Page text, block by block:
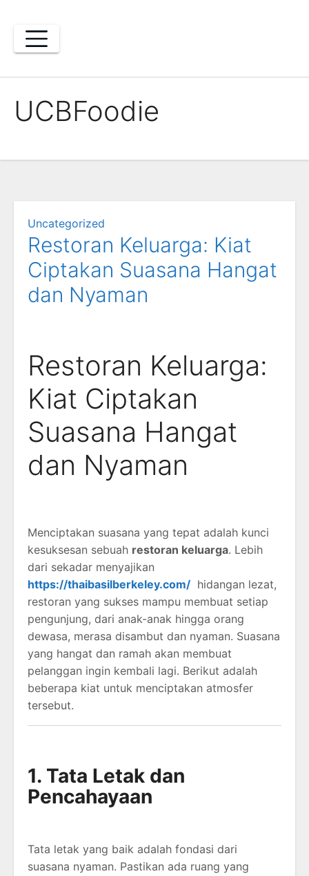
content
UCBFoodie
Uncategorized
Restoran Keluarga: Kiat
Ciptakan Suasana Hangat
dan Nyaman
Restoran Keluarga:
Kiat Ciptakan
Suasana Hangat
dan Nyaman
Menciptakan suasana yang tepat adalah kunci
kesuksesan sebuah restoran keluarga. Lebih
dari sekadar menyajikan
https://thaibasilberkeley.com/ hidangan lezat,
restoran yang sukses mampu membuat setiap
pengunjung, dari anak-anak hingga orang
dewasa, merasa disambut dan nyaman. Suasana
yang hangat dan ramah akan membuat
pelanggan ingin kembali lagi. Berikut adalah
beberapa kiat untuk menciptakan atmosfer
tersebut.
1. Tata Letak dan
Pencahayaan
Tata letak yang baik adalah fondasi dari
suasana nyaman. Pastikan ada ruang yang